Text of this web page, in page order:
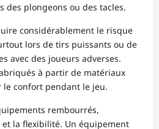
des plongeons ou des tacles.
considérablement le risque
lors de tirs puissants ou de
avec des joueurs adverses.
à partir de matériaux
confort pendant le jeu.
rembourrés,
et la flexibilité. Un équipement